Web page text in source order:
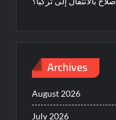
Archives
August 2026
July 2026